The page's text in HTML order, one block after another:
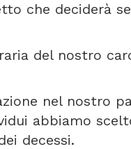
che deciderà
del nostro
nel nostro
abbiamo
decessi.